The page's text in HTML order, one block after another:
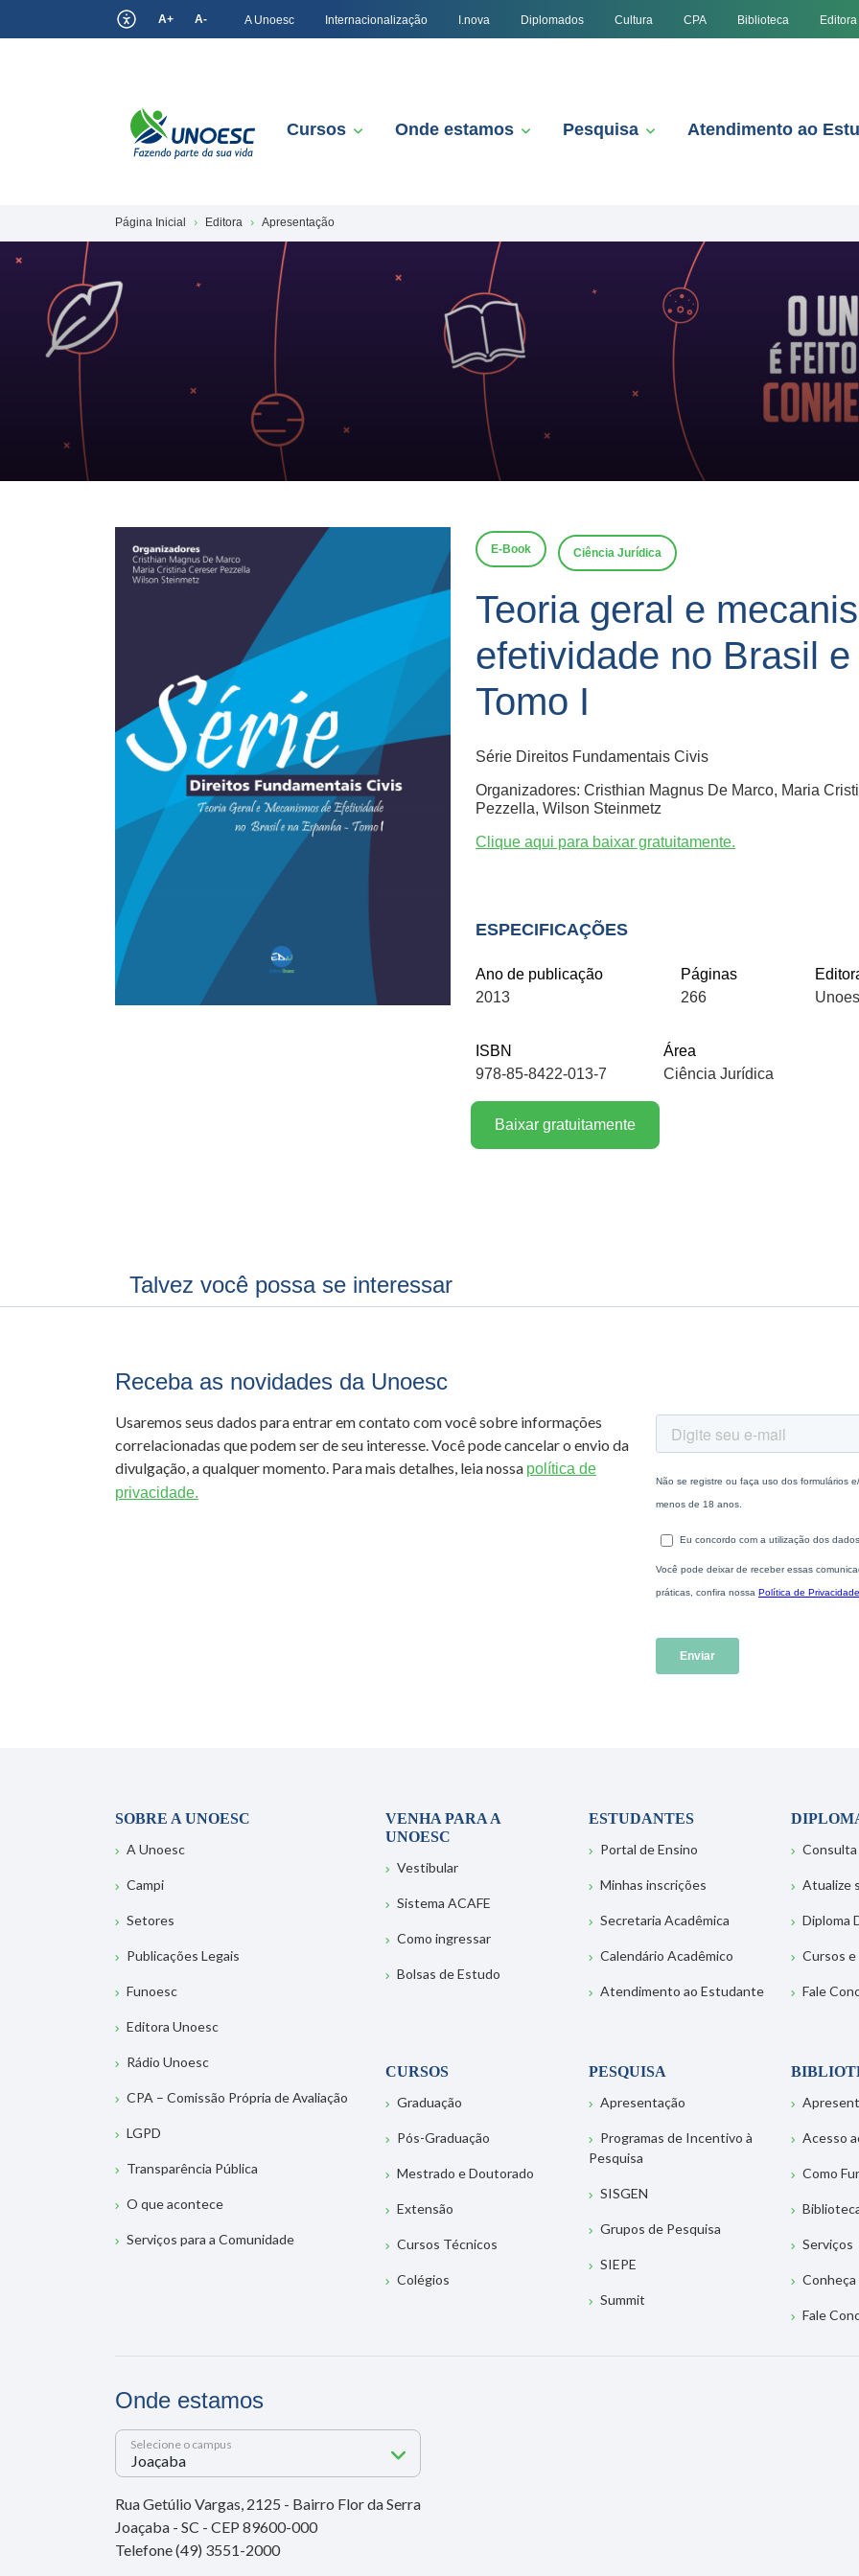
A+ A- A Unoesc Internacionalização I.nova Diplomados Cultura CPA Biblioteca Editora
Cursos Onde estamos Pesquisa Atendimento ao
Página Inicial Editora Apresentação
E-Book Ciência Jurídica
Teoria geral e
efetividade no Brasil
Tomo I
Série Direitos Fundamentais Civis
Organizadores: Cristhian Magnus De Marco, Maria
Pezzella, Wilson Steinmetz
Clique aqui para baixar gratuitamente.
ESPECIFICAÇÕES
Ano de publicação
2013
Páginas
266
ISBN
978-85-8422-013-7
Área
Ciência Jurídica
Baixar gratuitamente
Talvez você possa se interessar
Receba as novidades da Unoesc
Usaremos seus dados para entrar em contato com você sobre informações
correlacionadas que podem ser de seu interesse. Você pode cancelar o envio da
divulgação, a qualquer momento. Para mais detalhes, leia nossa política de
privacidade.
SOBRE A UNOESC
A Unoesc
Campi
Setores
Publicações Legais
Funoesc
Editora Unoesc
Rádio Unoesc
CPA – Comissão Própria de Avaliação
LGPD
Transparência Pública
O que acontece
Serviços para a Comunidade
VENHA PARA A
UNOESC
Vestibular
Sistema ACAFE
Como ingressar
Bolsas de Estudo
ESTUDANTES
Portal de Ensino
Minhas inscrições
Secretaria Acadêmica
Calendário Acadêmico
Atendimento ao Estudante
Consulta
Atualize
Diploma
Cursos
Fale
CURSOS
Graduação
Pós-Graduação
Mestrado e Doutorado
Extensão
Cursos Técnicos
Colégios
PESQUISA
Apresentação
Programas de Incentivo à
Pesquisa
SISGEN
Grupos de Pesquisa
SIEPE
Summit
Acesso
Como
Serviços
Fale
Onde estamos
Selecione o campus
Rua Getúlio Vargas, 2125 - Bairro Flor da Serra
Joaçaba - SC - CEP 89600-000
Telefone (49) 3551-2000